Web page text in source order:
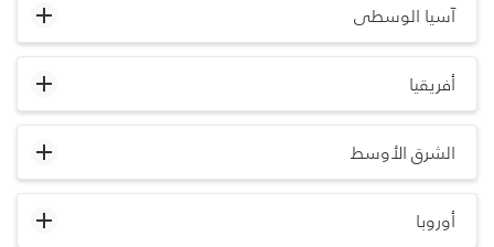
آسيا الوسطى
أفريقيا
الشرق الأوسط
أوروبا